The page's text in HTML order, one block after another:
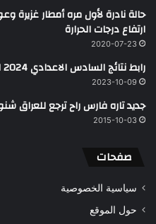
حالة نادرة لأول مره أمطار
ارتفاع درجات الحرارة
2020-07-23
رابط نتائج السادس الاعدادي 2024 الدور الثاني جميع المحافظات pdf
2023-10-09
جديد تاره فارس راح ترجع للعراق
2015-10-03
صفحات
سياسية الخصوصية
حول الموقع